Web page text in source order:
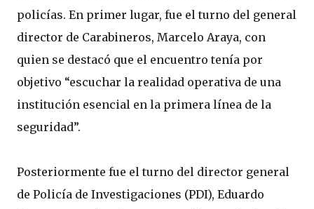
policías. En primer lugar, fue el turno del general
director de Carabineros, Marcelo Araya, con
quien se destacó que el encuentro tenía por
objetivo “escuchar la realidad operativa de una
institución esencial en la primera línea de la
seguridad”.
Posteriormente fue el turno del director general
de Policía de Investigaciones (PDI), Eduardo